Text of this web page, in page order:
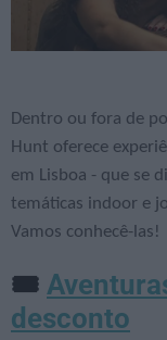
Dentro ou fora de
Hunt oferece
em Lisboa - que se
temáticas indoor e
Vamos conhecê-las!
🎟️
desconto